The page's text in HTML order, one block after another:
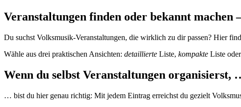
Veranstaltungen finden oder bekannt machen
Du suchst Volksmusik-Veranstaltungen, die wirklich zu dir passen? Hier
Wähle aus drei praktischen Ansichten: detaillierte Liste, kompakte Liste oder
Wenn du selbst Veranstaltungen organisierst,
… bist du hier genau richtig: Mit jedem Eintrag erreichst du gezielt